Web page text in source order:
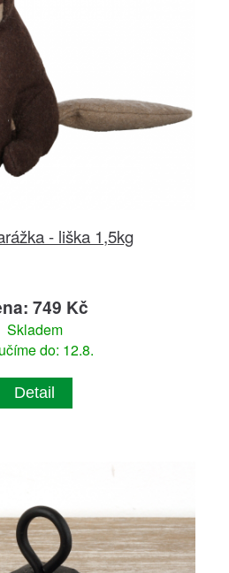
- liška 1,5kg
749 Kč
Skladem
do: 12.8.
Detail